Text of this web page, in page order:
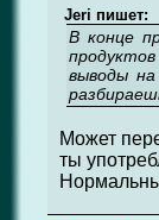
Jeri пишет:
В конце
выводы
Может
ты